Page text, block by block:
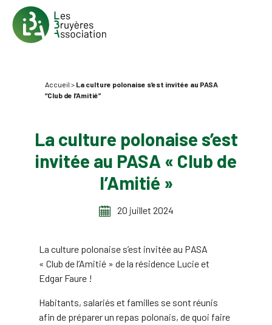
Accueil > La culture polonaise s’est invitée au PASA
“Club de l’Amitié”
La culture polonaise s’est
invitée au PASA « Club de
l’Amitié »
20 juillet 2024
La culture polonaise s’est invitée au PASA
« Club de l’Amitié » de la résidence Lucie et
Edgar Faure !
Habitants, salariés et familles se sont réunis
afin de préparer un repas polonais, de quoi faire